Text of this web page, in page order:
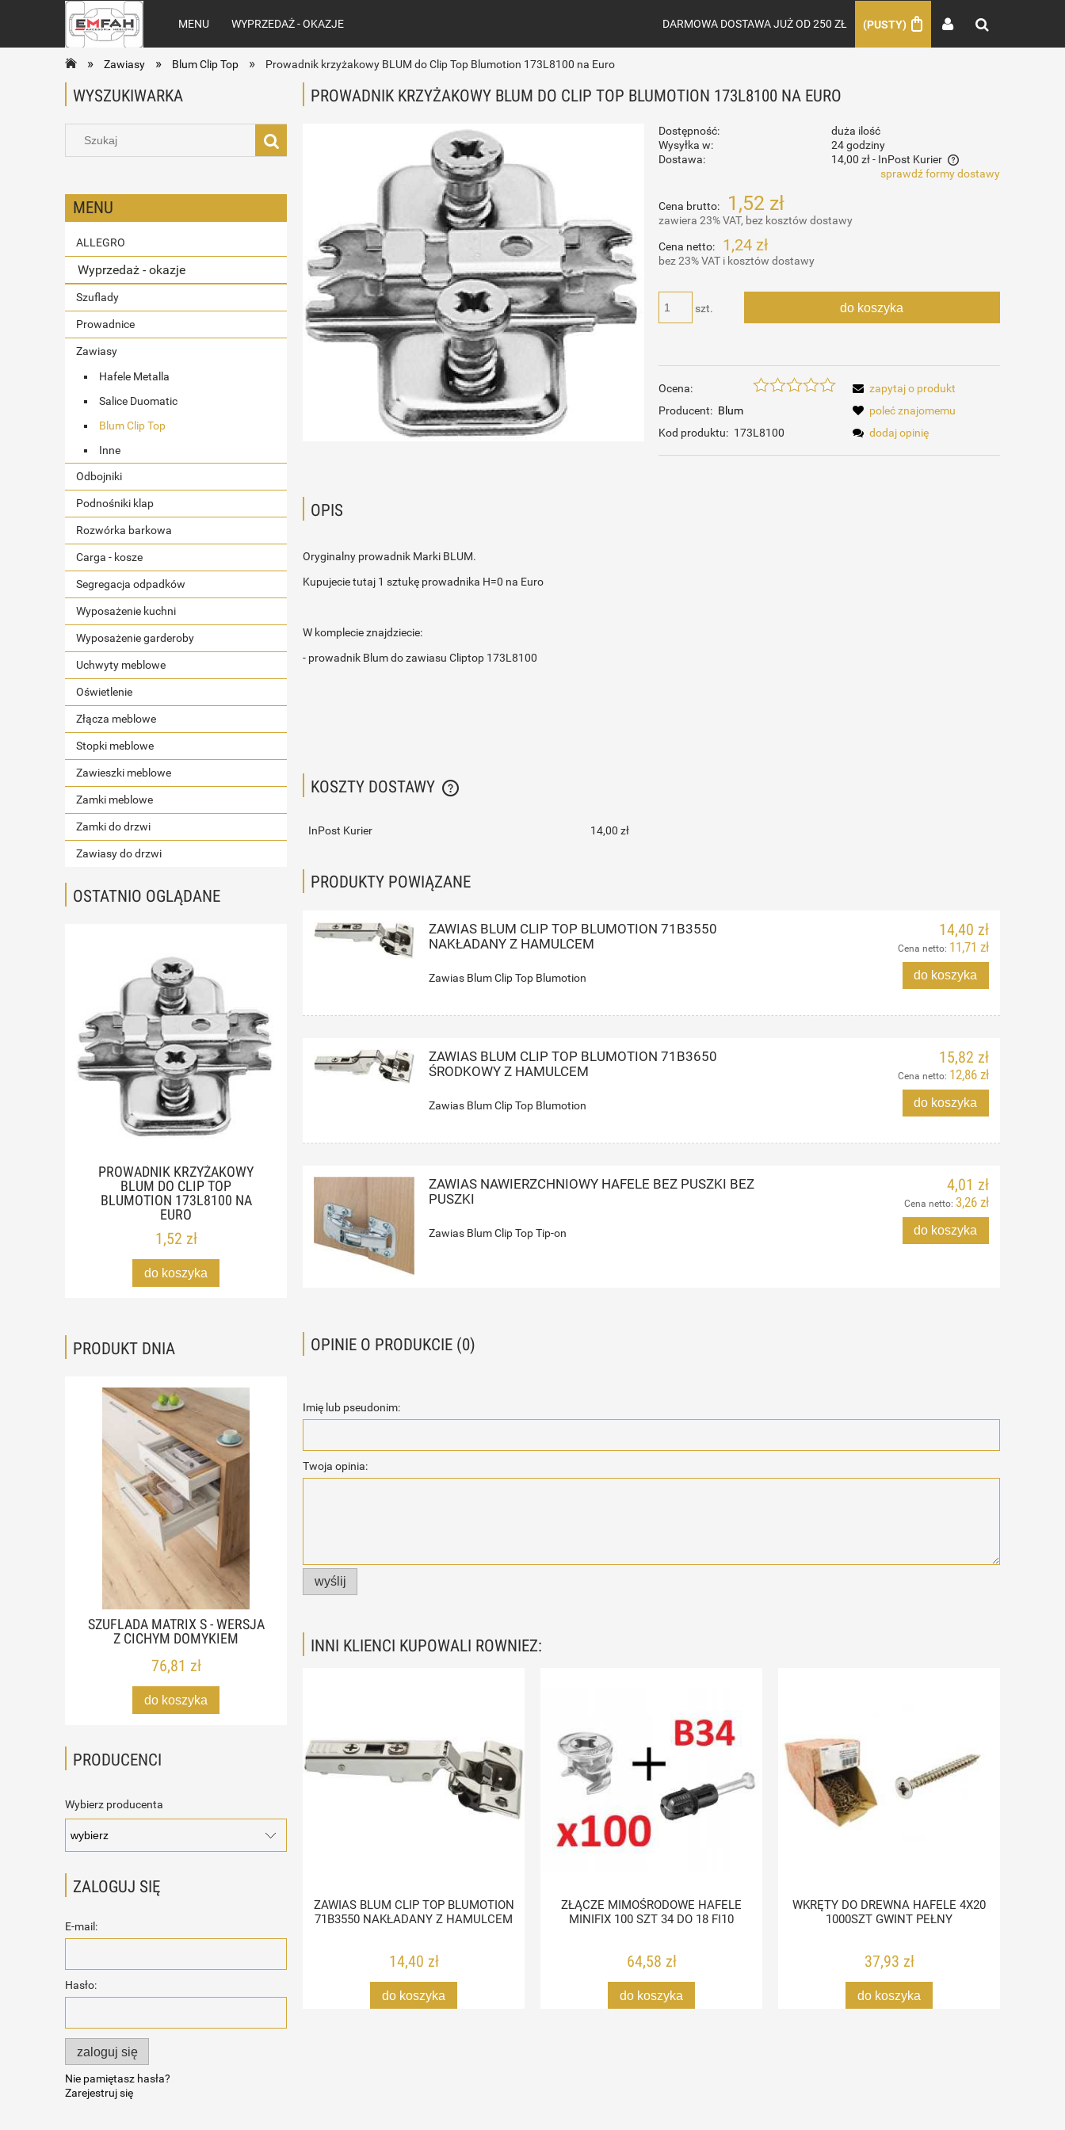
(PUSTY)
MENU WYPRZEDAŻ - OKAZJE DARMOWA DOSTAWA JUŻ OD 250 ZŁ
» Zawiasy » Blum Clip Top » Prowadnik krzyżakowy BLUM do Clip Top Blumotion 173L8100 na Euro
WYSZUKIWARKA
MENU
ALLEGRO
Wyprzedaż - okazje
Szuflady
Prowadnice
Zawiasy
Hafele Metalla
Salice Duomatic
Blum Clip Top
Inne
Odbojniki
Podnośniki klap
Rozwórka barkowa
Carga - kosze
Segregacja odpadków
Wyposażenie kuchni
Wyposażenie garderoby
Uchwyty meblowe
Oświetlenie
Złącza meblowe
Stopki meblowe
Zawieszki meblowe
Zamki meblowe
Zamki do drzwi
Zawiasy do drzwi
OSTATNIO OGLĄDANE
PROWADNIK KRZYŻAKOWY
BLUM DO CLIP TOP
BLUMOTION 173L8100 NA
EURO
1,52 zł
do koszyka
PRODUKT DNIA
SZUFLADA MATRIX S - WERSJA
Z CICHYM DOMYKIEM
76,81 zł
do koszyka
PRODUCENCI
Wybierz producenta
ZALOGUJ SIĘ
E-mail:
Hasło:
zaloguj się
Nie pamiętasz hasła?
Zarejestruj się
PROWADNIK KRZYŻAKOWY BLUM DO CLIP TOP BLUMOTION 173L8100 NA EURO
Dostępność:
duża ilość
Wysyłka w:
24 godziny
Dostawa:
14,00 zł - InPost Kurier
Cena nie zawiera ewentualnych kosztów
płatności
sprawdź formy dostawy
Cena brutto: 1,52 zł
zawiera 23% VAT, bez kosztów dostawy
Cena netto: 1,24 zł
bez 23% VAT i kosztów dostawy
szt. do koszyka
Ocena:
Producent: Blum
Kod produktu: 173L8100
zapytaj o produkt
poleć znajomemu
dodaj opinię
OPIS
Oryginalny prowadnik Marki BLUM.
Kupujecie tutaj 1 sztukę prowadnika H=0 na Euro
W komplecie znajdziecie:
- prowadnik Blum do zawiasu Cliptop 173L8100
KOSZTY DOSTAWY
CENA NIE ZAWIERA EWENTUALNYCH KOSZTÓW
InPost Kurier 14,00 zł
PRODUKTY POWIĄZANE
ZAWIAS BLUM CLIP TOP BLUMOTION 71B3550
NAKŁADANY Z HAMULCEM
Zawias Blum Clip Top Blumotion
14,40 zł
Cena netto: 11,71 zł
do koszyka
ZAWIAS BLUM CLIP TOP BLUMOTION 71B3650
ŚRODKOWY Z HAMULCEM
Zawias Blum Clip Top Blumotion
15,82 zł
Cena netto: 12,86 zł
do koszyka
ZAWIAS NAWIERZCHNIOWY HAFELE BEZ PUSZKI BEZ
PUSZKI
Zawias Blum Clip Top Tip-on
4,01 zł
Cena netto: 3,26 zł
do koszyka
OPINIE O PRODUKCIE (0)
Imię lub pseudonim:
Twoja opinia:
wyślij
INNI KLIENCI KUPOWALI ROWNIEZ:
ZAWIAS BLUM CLIP TOP BLUMOTION
71B3550 NAKŁADANY Z HAMULCEM
14,40 zł
do koszyka
ZŁĄCZE MIMOŚRODOWE HAFELE
MINIFIX 100 SZT 34 DO 18 FI10
64,58 zł
do koszyka
WKRĘTY DO DREWNA HAFELE 4X20
1000SZT GWINT PEŁNY
37,93 zł
do koszyka